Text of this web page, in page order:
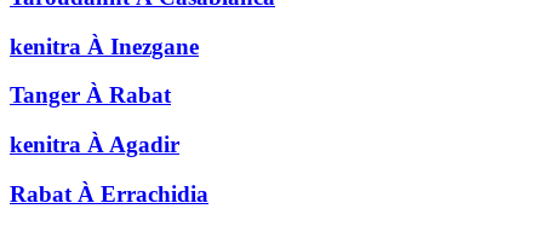
kenitra À Inezgane
Tanger À Rabat
kenitra À Agadir
Rabat À Errachidia